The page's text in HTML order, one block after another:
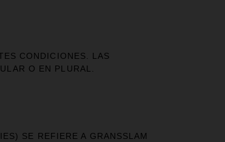
CONDICIONES. LAS
O EN PLURAL.
SE REFIERE A GRANSSLAM